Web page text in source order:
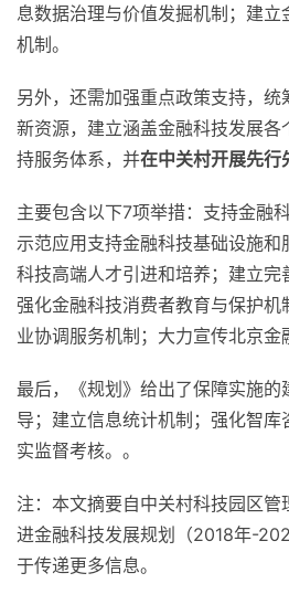
息数据治理与价值发掘机制；建
机制。
另外，还需加强重点政策支持，统
新资源，建立涵盖金融科技发展各
持服务体系，并在中关村开展先行
主要包含以下7项举措：支持金融
示范应用支持金融科技基础设施和
科技高端人才引进和培养；建立完
强化金融科技消费者教育与保护
业协调服务机制；大力宣传北京金
最后，《规划》给出了保障实施的
导；建立信息统计机制；强化智
实监督考核。。
注：本文摘要自中关村科技园区
进金融科技发展规划（2018年-
于传递更多信息。